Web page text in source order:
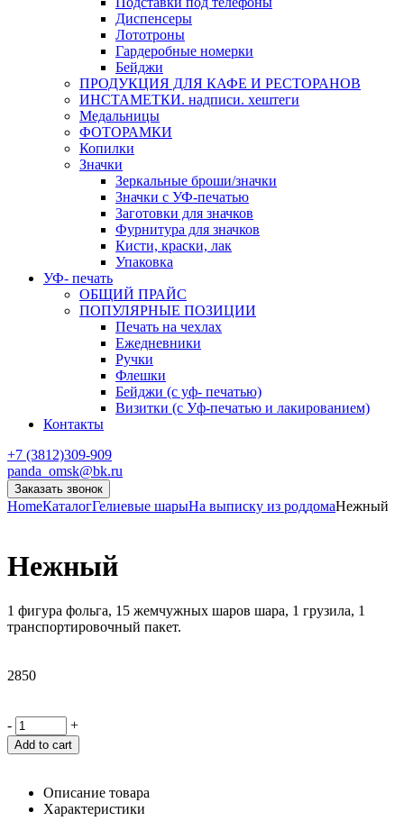
Диспенсеры
Лототроны
Гардеробные номерки
Бейджи
ПРОДУКЦИЯ ДЛЯ КАФЕ И РЕСТОРАНОВ
ИНСТАМЕТКИ. надписи. хештеги
Медальницы
ФОТОРАМКИ
Копилки
Значки
Зеркальные броши/значки
Значки с УФ-печатью
Заготовки для значков
Фурнитура для значков
Кисти, краски, лак
Упаковка
УФ- печать
ОБЩИЙ ПРАЙС
ПОПУЛЯРНЫЕ ПОЗИЦИИ
Печать на чехлах
Ежедневники
Ручки
Флешки
Бейджи (с уф- печатью)
Визитки (с Уф-печатью и лакированием)
Контакты
+7 (3812)309-909
panda_omsk@bk.ru
Заказать звонок
HomeКаталогГелиевые шарыНа выписку из роддомаНежный
Нежный
1 фигура фольга, 15 жемчужных шаров шара, 1 грузила, 1
транспортировочный пакет.
2850
- +
Add to cart
Описание товара
Характеристики